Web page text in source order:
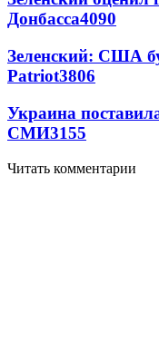
Донбасса4090
Зеленский: США
Patriot3806
Украина
СМИ3155
Читать комментарии